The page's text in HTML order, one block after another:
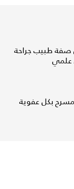
طبيب جراحة
علمي
بكل عفوية